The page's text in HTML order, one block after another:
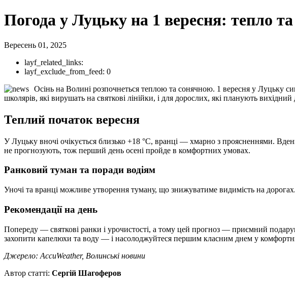
Погода у Луцьку на 1 вересня: тепло та
Вересень 01, 2025
layf_related_links:
layf_exclude_from_feed: 0
Осінь на Волині розпочнеться теплою та сонячною. 1 вересня у Луцьку
школярів, які вирушать на святкові лінійки, і для дорослих, які планують вихідний
Теплий початок вересня
У Луцьку вночі очікується близько +18 °C, вранці — хмарно з проясненнями.
не прогнозують, тож перший день осені пройде в комфортних умовах.
Ранковий туман та поради водіям
Уночі та вранці можливе утворення туману, що знижуватиме видимість на
Рекомендації на день
Попереду — святкові ранки і урочистості, а тому цей прогноз — приємний
захопити капелюхи та воду — і насолоджуйтеся першим класним днем у
Джерело: AccuWeather, Волинські новини
Автор статті: Сергій Шагоферов